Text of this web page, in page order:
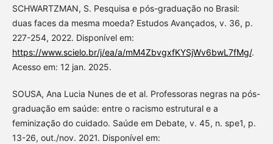
SCHWARTZMAN, S. Pesquisa e pós-graduação no Brasil:
duas faces da mesma moeda? Estudos Avançados, v. 36, p.
227-254, 2022. Disponível em:
https://www.scielo.br/j/ea/a/mM4ZbvgxfKYSjWv6bwL7fMg/.
Acesso em: 12 jan. 2025.
SOUSA, Ana Lucia Nunes de et al. Professoras negras na pós-
graduação em saúde: entre o racismo estrutural e a
feminização do cuidado. Saúde em Debate, v. 45, n. spe1, p.
13-26, out./nov. 2021. Disponível em: